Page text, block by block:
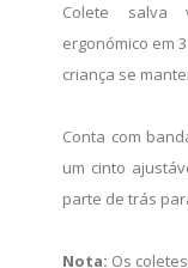
Colete salva
ergonómico em
criança se
Conta com
um cinto
parte de trás
Nota: Os